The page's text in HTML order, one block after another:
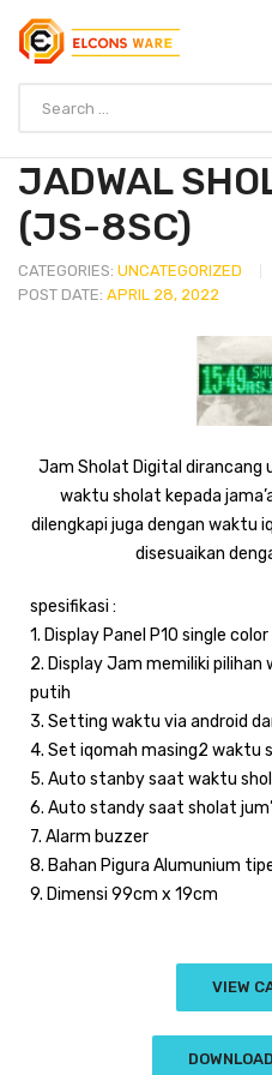
JADWAL
(JS-8SC)
CATEGORIES: UNCATEGORIZED
POST DATE: APRIL 28, 2022
Jam Sholat Digital
waktu sholat kepada
dilengkapi juga dengan waktu
disesuaikan
spesifikasi :
1. Display Panel P10 single color
2. Display Jam memiliki pilihan
putih
3. Setting waktu via android
4. Set iqomah masing2 waktu
5. Auto stanby saat waktu
6. Auto standy saat sholat
7. Alarm buzzer
8. Bahan Pigura Alumunium
9. Dimensi 99cm x 19cm
VIEW